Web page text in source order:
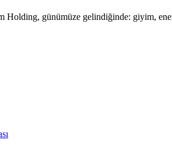
Holding, günümüze gelindiğinde: giyim,